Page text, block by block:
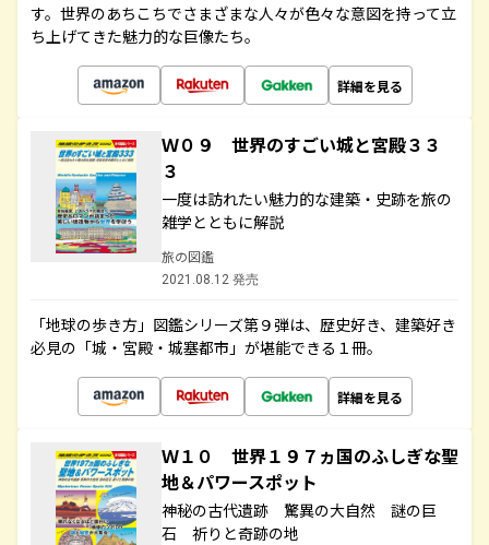
す。世界のあちこちでさまざまな人々が色々な意図を持って立
ち上げてきた魅力的な巨像たち。
詳細を見る
Ｗ０９ 世界のすごい城と宮殿３３
３
一度は訪れたい魅力的な建築・史跡を旅の
雑学とともに解説
旅の図鑑
2021.08.12 発売
「地球の歩き方」図鑑シリーズ第９弾は、歴史好き、建築好き
必見の「城・宮殿・城塞都市」が堪能できる１冊。
詳細を見る
Ｗ１０ 世界１９７ヵ国のふしぎな聖
地＆パワースポット
神秘の古代遺跡 驚異の大自然 謎の巨
石 祈りと奇跡の地